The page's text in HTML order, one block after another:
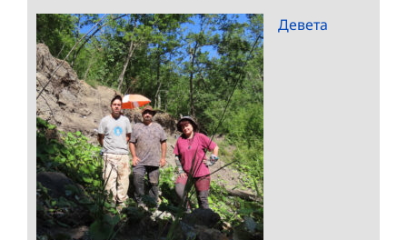
Девета